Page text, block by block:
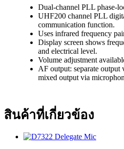
Dual-channel PLL phase-
UHF200 channel PLL
communication function.
Uses infrared frequency
Display screen shows
and electrical level.
Volume adjustment
AF output: separate
mixed output via
สินค้าที่เกี่ยวข้อง